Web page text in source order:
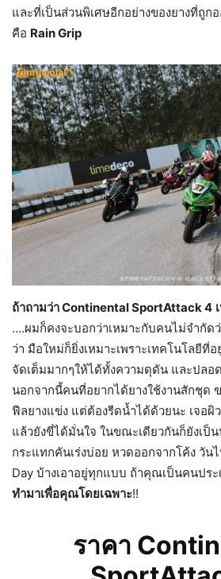
และที่เป็นส่วนพิเศษอีกอย่างของยางที่ถู
คือ Rain Grip
ถ้าถามว่า Continental SportAttack 4
….ผมก็คงจะบอกว่าเหมาะกับคนไม่จำกัดว่
ว่า มือใหม่ก็ยิ่งเหมาะเพราะเทคโนโลยีที่
จัดเต็มมากๆให้ได้ทั้งความดุดัน และปล
นอกจากนี้คนที่อยากได้ยางใช้งานสักชุด
ฟีลยางแข่ง แต่ต้องรีดน้ำได้ด้วยนะ เจอผิ
แล้วยังขี่ได้มั่นใจ ในขณะเดียวกันก็ยังเป็
กระแทกคันเร่งบ่อย หวดออกจากโค้ง วัน
Day บ้างเอาอยู่ทุกแบบ ถ้าคุณเป็นคนปร
ทำมาเพื่อคุณโดยเฉพาะ!!
ราคา